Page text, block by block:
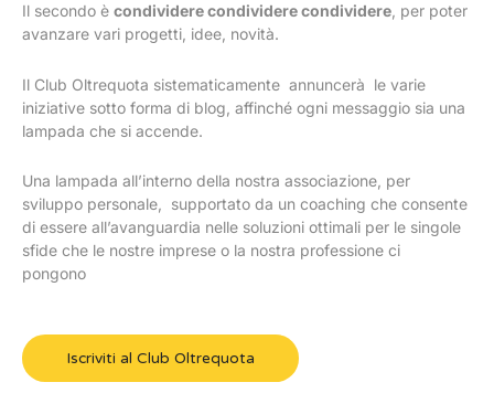
Il secondo è condividere condividere condividere, per poter
avanzare vari progetti, idee, novità.
Il Club Oltrequota sistematicamente annuncerà le varie
iniziative sotto forma di blog, affinché ogni messaggio sia una
lampada che si accende.
Una lampada all’interno della nostra associazione, per
sviluppo personale, supportato da un coaching che consente
di essere all’avanguardia nelle soluzioni ottimali per le singole
sfide che le nostre imprese o la nostra professione ci
pongono
Iscriviti al Club Oltrequota